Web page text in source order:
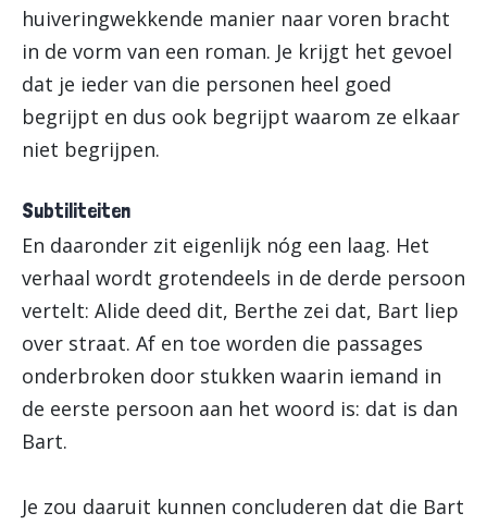
huiveringwekkende manier naar voren bracht
in de vorm van een roman. Je krijgt het gevoel
dat je ieder van die personen heel goed
begrijpt en dus ook begrijpt waarom ze elkaar
niet begrijpen.
Subtiliteiten
En daaronder zit eigenlijk nóg een laag. Het
verhaal wordt grotendeels in de derde persoon
vertelt: Alide deed dit, Berthe zei dat, Bart liep
over straat. Af en toe worden die passages
onderbroken door stukken waarin iemand in
de eerste persoon aan het woord is: dat is dan
Bart.
Je zou daaruit kunnen concluderen dat die Bart